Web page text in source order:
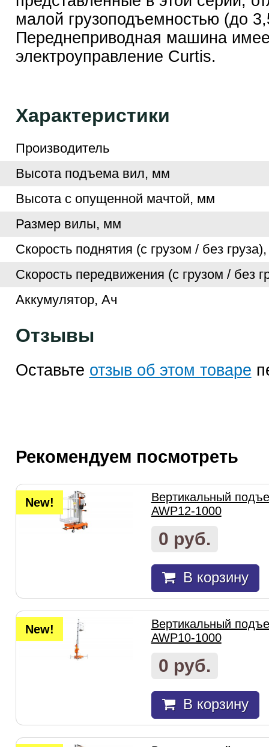
малой грузоподъемностью (до
Переднеприводная машина
электроуправление Curtis.
Характеристики
Производитель
Высота подъема вил, мм
Высота с опущенной мачтой, мм
Размер вилы, мм
Скорость поднятия (с грузом / без
Скорость передвижения (с грузом / без
Аккумулятор, Ач
Отзывы
Оставьте отзыв об этом товаре
Рекомендуем посмотреть
New!
Вертикальный
AWP12-1000
0 руб.
В корзину
New!
Вертикальный
AWP10-1000
0 руб.
В корзину